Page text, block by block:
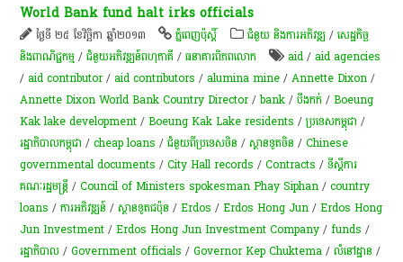
World Bank fund halt irks officials
ថ្ងៃទី ២៥ ខែវិច្ឆិកា ឆ្នាំ២០១៣ ភ្នំពេញប៉ុស្តិ៍ ជំនួយ និងការអភិវឌ្ឍ /សេដ្ឋកិច្ច
និងពាណិជ្ជកម្ម /ជំនួយអភិវឌ្ឍន៍ពហុភាគី /ធនាគារពិភពលោក aid /aid agencies
/aid contributor/aid contributors /alumina mine /Annette Dixon /
Annette Dixon World Bank Country Director/bank /បឹងកក់ /Boeung
Kak lake development /Boeung Kak Lake residents /ប្រទេសកម្ពុជា /
រដ្ឋាភិបាលកម្ពុជា /cheap loans /ជំនួយពីប្រទេសចិន /ស្ថានទូតចិន /Chinese
governmental documents /City Hall records /Contracts /ទីស្តីការ
គណៈរដ្ឋមន្រ្តី /Council of Ministers spokesman Phay Siphan /country
loans /ការអភិវឌ្ឍន៍ /ស្ថានទូតជប៉ុន /Erdos /Erdos Hong Jun /Erdos Hong
Jun Investment /Erdos Hong Jun Investment Company /funds /
រដ្ឋាភិបាល /Government officials /Governor Kep Chuktema /លំនៅ​ដ្ឋាន /